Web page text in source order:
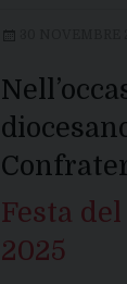
Festa
2025